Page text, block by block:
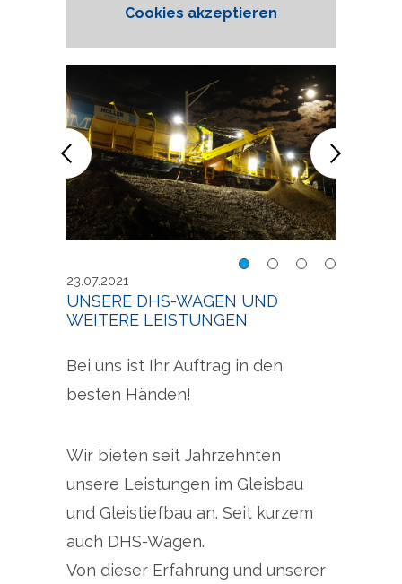
Cookies akzeptieren
23.07.2021
UNSERE DHS-WAGEN UND
WEITERE LEISTUNGEN
Bei uns ist Ihr Auftrag in den
besten Händen!
Wir bieten seit Jahrzehnten
unsere Leistungen im Gleisbau
und Gleistiefbau an. Seit kurzem
auch DHS-Wagen.
Von dieser Erfahrung und unserer